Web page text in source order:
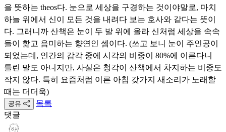
을 뜻하는 theos다. 눈으로 세상을 구경하는 것이야말로, 마치
하늘 위에서 신이 모든 것을 내려다 보는 호사와 같다는 뜻이
다. 그러니까 산책은 눈이 두 발 위에 올라 신처럼 세상을 속속
들이 핥고 음미하는 향연인 셈이다. (쓰고 보니 눈이 주인공이
되었는데, 인간의 감각 중에 시각의 비중이 80%에 이른다니
틀린 말도 아니지만, 사실은 청각이 산책에서 차지하는 비중도
작지 않다. 특히 요즘처럼 이른 아침 갖가지 새소리가 노래할
때는 더더욱)
공유
목록
댓글